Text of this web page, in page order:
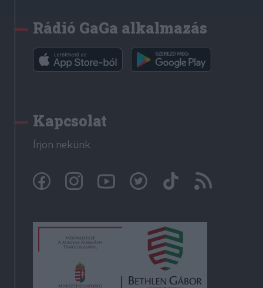
Rádió GaGa alkalmazás
Kapcsolat
Írjon nekünk